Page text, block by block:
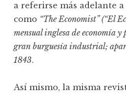
a referirse más adelante
como “The Economist” (“El
mensual inglesa de economía
gran burguesía industrial;
1843.
Así mismo, la misma